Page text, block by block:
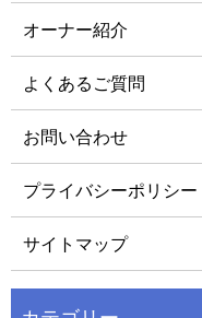
オーナー紹介
よくあるご質問
お問い合わせ
プライバシーポリシー
サイトマップ